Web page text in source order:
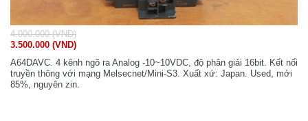
4.000.000 (VND)
3.500.000 (VND)
A64DAVC. 4 kênh ngõ ra Analog -10~10VDC, độ phân giải 16bit. Kết nối
truyền thông với mạng Melsecnet/Mini-S3. Xuất xứ: Japan. Used, mới
85%, nguyên zin.